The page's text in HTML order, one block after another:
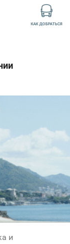
КАК ДОБРАТЬСЯ
и